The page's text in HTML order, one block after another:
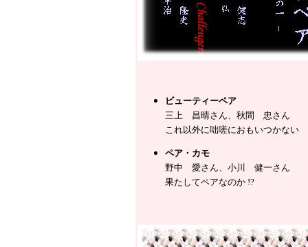
ビューティーペア
三上 昌晴さん、秋間 忠さん
これ以外に咄嗟におもいつかない
ペア・カモ
野中 愛さん、小川 健一さん
果たしてペアなのか !?